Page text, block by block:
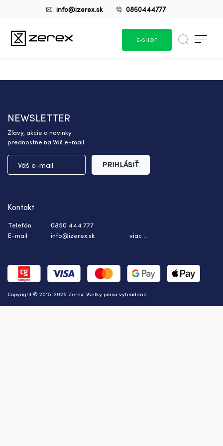
info@izerex.sk 0850444777
E-SHOP
NEWSLETTER
Zľavy, akcie a novinky
prednostne na Váš e-mail.
PRIHLÁSIŤ
Copyright © 2015-2026 Zerex. Všetky práva vyhradené.
Kontakt
Telefón
0850 444 777
E-mail
info@izerex.sk viac ...